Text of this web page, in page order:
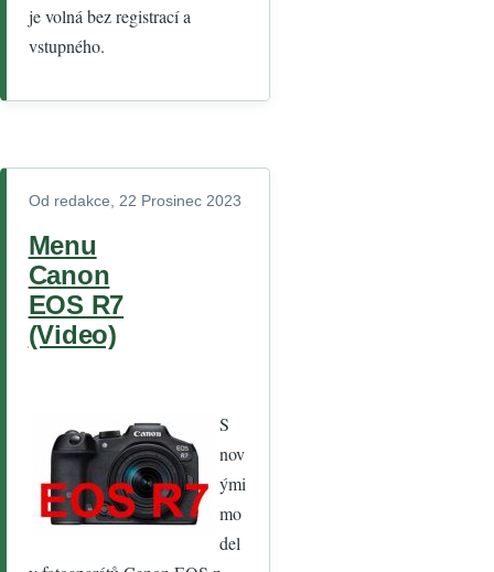
je volná bez registrací a
vstupného.
Od redakce, 22 Prosinec 2023
Menu
Canon
EOS R7
(Video)
S
nov
ými
mo
del